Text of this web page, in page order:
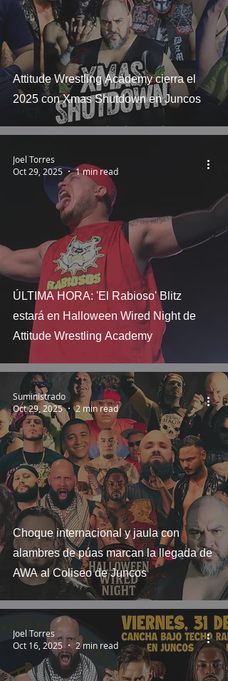
Attitude Wrestling Academy cierra el
2025 con Xmas Shutdown en Juncos
ÚLTIMA HORA: 'El Rabioso' Blitz
estará en Halloween Wired Night de
Attitude Wrestling Academy
Joel Torres
Oct 29, 2025
1 min read
Choque internacional y jaula con
alambres de púas marcan la llegada de
AWA al Coliseo de Juncos
Suministrado
Oct 29, 2025
2 min read
Joel Torres
Oct 16, 2025
2 min read